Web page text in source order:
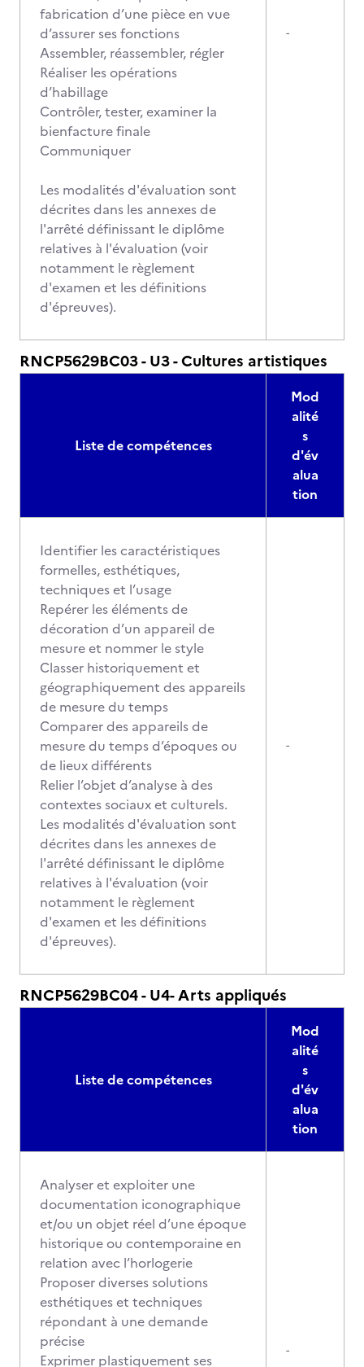
fabrication d’une pièce en vue
d’assurer ses fonctions
Assembler, réassembler, régler
Réaliser les opérations
d’habillage
Contrôler, tester, examiner la
bienfacture finale
Communiquer
Les modalités d'évaluation sont
décrites dans les annexes de
l'arrêté définissant le diplôme
relatives à l'évaluation (voir
notamment le règlement
d'examen et les définitions
d'épreuves).
-
RNCP5629BC03 - U3 - Cultures artistiques
Liste de compétences
Mod
alité
s
d'év
alua
tion
Identifier les caractéristiques
formelles, esthétiques,
techniques et l’usage
Repérer les éléments de
décoration d’un appareil de
mesure et nommer le style
Classer historiquement et
géographiquement des appareils
de mesure du temps
Comparer des appareils de
mesure du temps d’époques ou
de lieux différents
Relier l’objet d’analyse à des
contextes sociaux et culturels.
Les modalités d'évaluation sont
décrites dans les annexes de
l'arrêté définissant le diplôme
relatives à l'évaluation (voir
notamment le règlement
d'examen et les définitions
d'épreuves).
-
RNCP5629BC04 - U4- Arts appliqués
Liste de compétences
Mod
alité
s
d'év
alua
tion
Analyser et exploiter une
documentation iconographique
et/ou un objet réel d’une époque
historique ou contemporaine en
relation avec l’horlogerie
Proposer diverses solutions
esthétiques et techniques
répondant à une demande
précise
Exprimer plastiquement ses
-